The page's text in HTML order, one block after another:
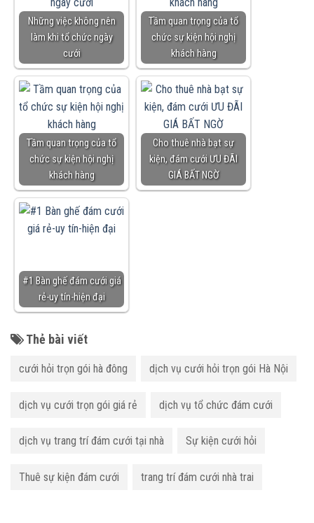
Những việc không nên
làm khi tổ chức ngày
cưới
Tầm quan trọng của tổ
chức sự kiện hội nghị
khách hàng
Tầm quan trọng của tổ
chức sự kiện hội nghị
khách hàng
Cho thuê nhà bạt sự
kiện, đám cưới ƯU ĐÃI
GIÁ BẤT NGỜ
#1 Bàn ghế đám cưới giá
rẻ-uy tín-hiện đại
Thẻ bài viết
cưới hỏi trọn gói hà đông dịch vụ cưới hỏi trọn gói Hà Nội
dịch vụ cưới trọn gói giá rẻ dịch vụ tổ chức đám cưới
dịch vụ trang trí đám cưới tại nhà Sự kiện cưới hỏi
Thuê sự kiện đám cưới trang trí đám cưới nhà trai